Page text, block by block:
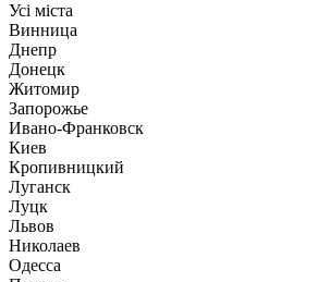
Усі міста
Винница
Днепр
Донецк
Житомир
Запорожье
Ивано-Франковск
Киев
Кропивницкий
Луганск
Луцк
Львов
Николаев
Одесса